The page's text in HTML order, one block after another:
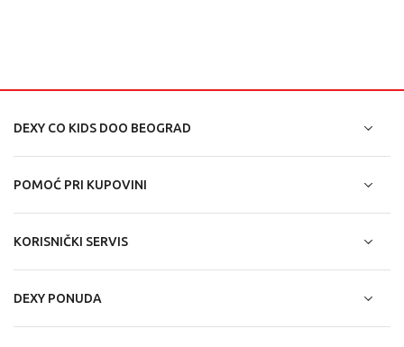
DEXY CO KIDS DOO BEOGRAD
POMOĆ PRI KUPOVINI
KORISNIČKI SERVIS
DEXY PONUDA